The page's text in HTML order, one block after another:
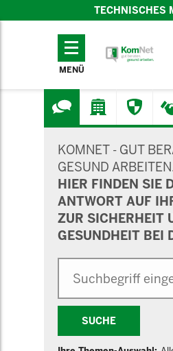
TECHNISCHES
TECHNISCHES
MENÜ
KOMNET - GUT
GESUND
HIER FINDEN SIE
ANTWORT AUF
ZUR SICHERHEIT
GESUNDHEIT BEI
SUCHE